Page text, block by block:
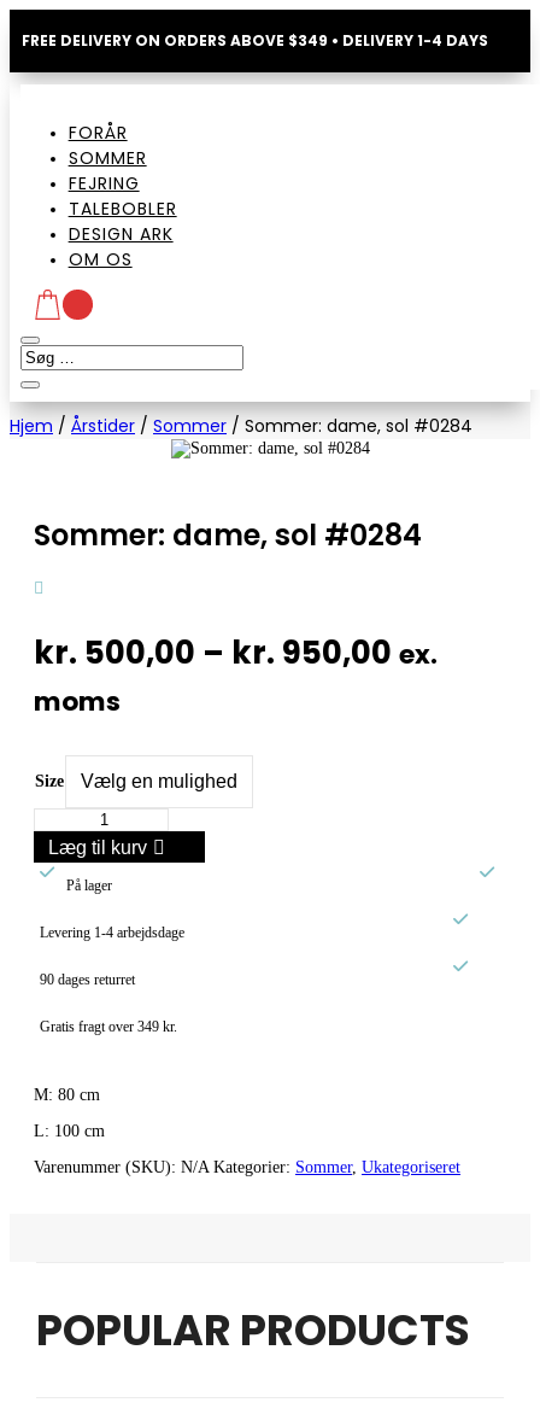
FREE DELIVERY ON ORDERS ABOVE $349 • DELIVERY 1-4 DAYS
FORÅR
SOMMER
FEJRING
TALEBOBLER
DESIGN ARK
OM OS
Hjem / Årstider / Sommer / Sommer: dame, sol #0284
Sommer: dame, sol #0284
kr. 500,00 – kr. 950,00 ex.
moms
Size
dame,
sol
#0284
Læg til kurv

På lager

Levering 1-4 arbejdsdage

90 dages returret

Gratis fragt over 349 kr.
M: 80 cm
L: 100 cm
Varenummer (SKU): N/A Kategorier: Sommer, Ukategoriseret
POPULAR PRODUCTS